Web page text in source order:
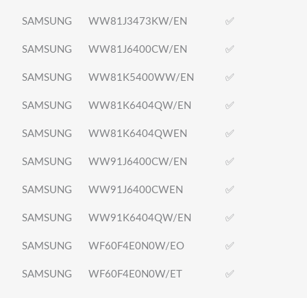
SAMSUNG WW81J3473KW/EN ✅
SAMSUNG WW81J6400CW/EN ✅
SAMSUNG WW81K5400WW/EN ✅
SAMSUNG WW81K6404QW/EN ✅
SAMSUNG WW81K6404QWEN ✅
SAMSUNG WW91J6400CW/EN ✅
SAMSUNG WW91J6400CWEN ✅
SAMSUNG WW91K6404QW/EN ✅
SAMSUNG WF60F4E0N0W/EO ✅
SAMSUNG WF60F4E0N0W/ET ✅